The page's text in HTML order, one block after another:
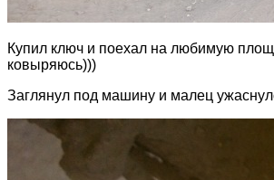
Купил ключ и поехал на любимую
ковыряюсь)))
Заглянул под машину и малец